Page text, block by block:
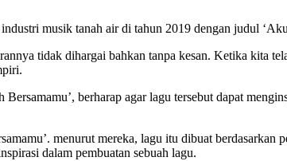
musik tanah air di tahun 2019 dengan judul
tidak dihargai bahkan tanpa kesan. Ketika kita
berharap agar lagu tersebut dapat
menurut mereka, lagu itu dibuat berdasarkan
dalam pembuatan sebuah lagu.